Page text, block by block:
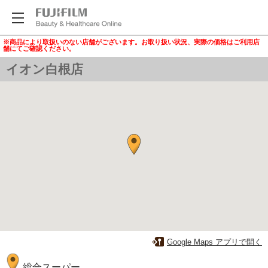
※商品により取扱いのない店舗がございます。お取り扱い状況、実際の価格はご利用店
舗にてご確認ください。
イオン白根店
Google Maps アプリで開く